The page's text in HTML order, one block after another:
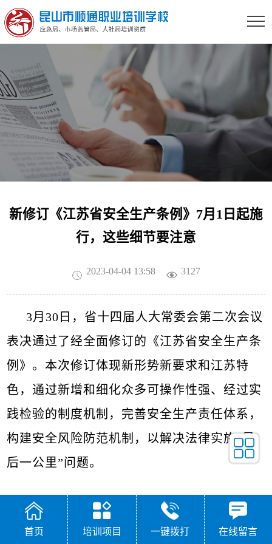
新修订《江苏省安全生产条例》7月1日起施
行，这些细节要注意
2023-04-04 13:58 3127
3月30日，省十四届人大常委会第二次会议
表决通过了经全面修订的《江苏省安全生产条
例》。本次修订体现新形势新要求和江苏特
色，通过新增和细化众多可操作性强、经过实
践检验的制度机制，完善安全生产责任体系，
构建安全风险防范机制，以解决法律实施“最
后一公里”问题。
首页 培训项目 一键拨打 在线留言